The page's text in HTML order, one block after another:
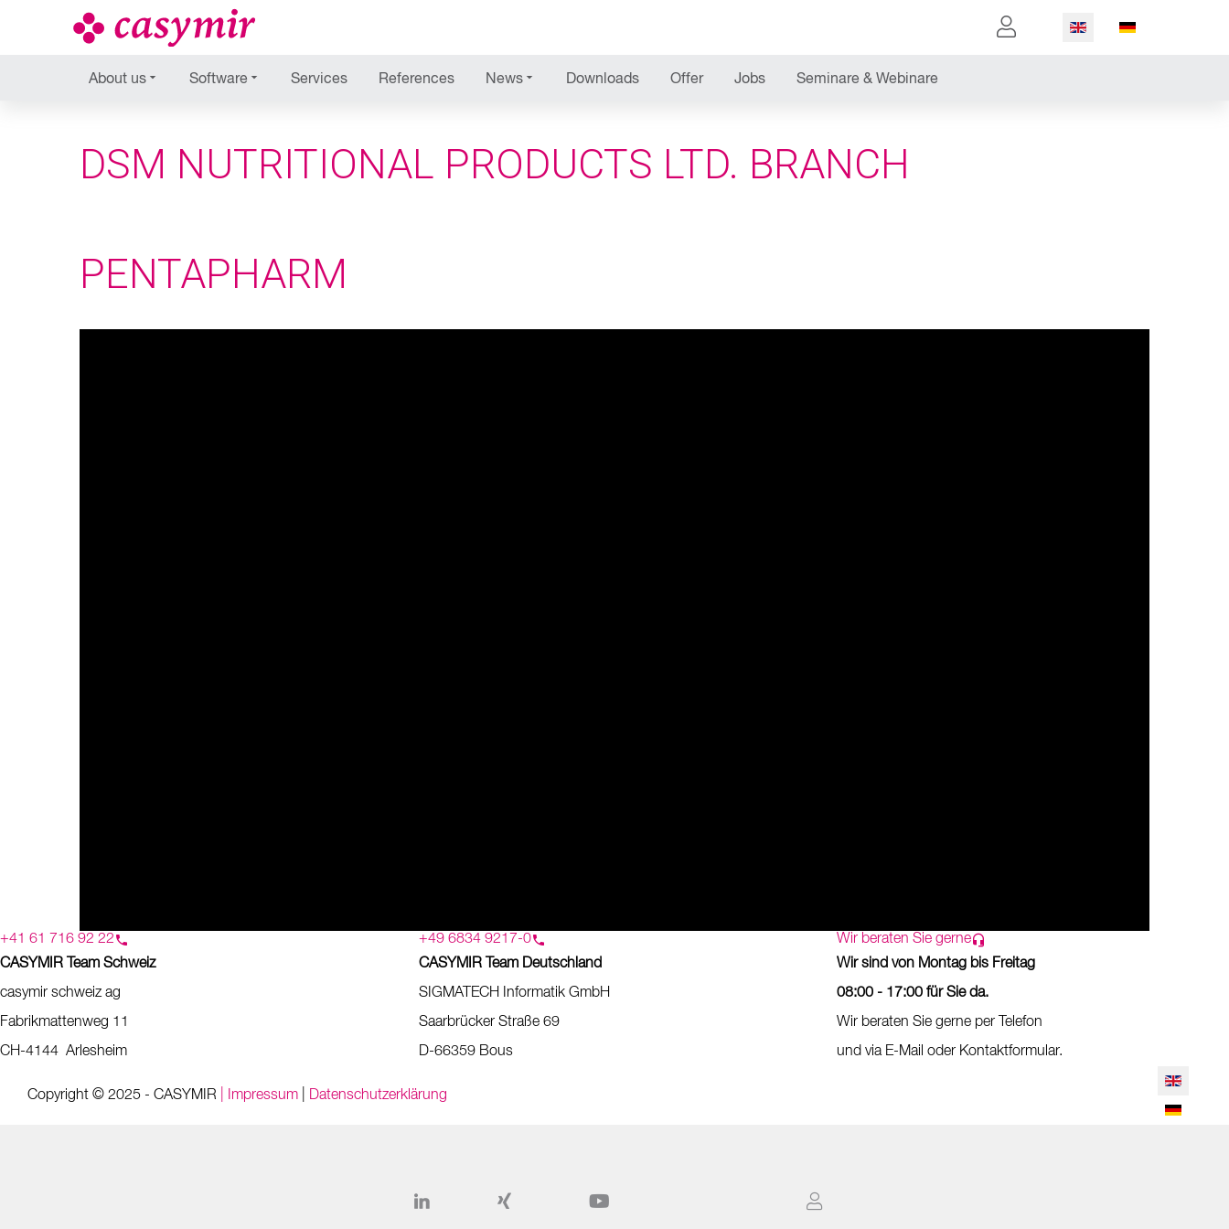
Select your language
About us Software Services References News Downloads Offer Jobs Seminare & Webinare
DSM NUTRITIONAL PRODUCTS LTD. BRANCH
PENTAPHARM
+41 61 716 92 22
CASYMIR Team Schweiz
casymir schweiz ag
Fabrikmattenweg 11
CH-4144 Arlesheim
+49 6834 9217-0
CASYMIR Team Deutschland
SIGMATECH Informatik GmbH
Saarbrücker Straße 69
D-66359 Bous
Wir beraten Sie gerne
Wir sind von Montag bis Freitag
08:00 - 17:00 für Sie da.
Wir beraten Sie gerne per Telefon
und via E-Mail oder Kontaktformular.
Copyright © 2025 - CASYMIR | Impressum| Datenschutzerklärung
Select your